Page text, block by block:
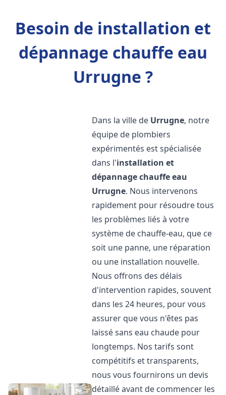
Besoin de installation et
dépannage chauffe eau
Urrugne ?
Dans la ville de Urrugne, notre
équipe de plombiers
expérimentés est spécialisée
dans l'installation et
dépannage chauffe eau
Urrugne. Nous intervenons
rapidement pour résoudre tous
les problèmes liés à votre
système de chauffe-eau, que ce
soit une panne, une réparation
ou une installation nouvelle.
Nous offrons des délais
d'intervention rapides, souvent
dans les 24 heures, pour vous
assurer que vous n'êtes pas
laissé sans eau chaude pour
longtemps. Nos tarifs sont
compétitifs et transparents,
nous vous fournirons un devis
détaillé avant de commencer les